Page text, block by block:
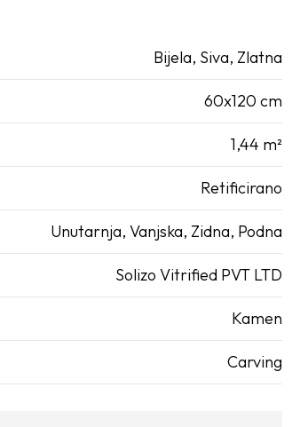
Bijela, Siva, Zlatna
60x120 cm
1,44 m²
Retificirano
Unutarnja, Vanjska, Zidna, Podna
Solizo Vitrified PVT LTD
Kamen
Carving